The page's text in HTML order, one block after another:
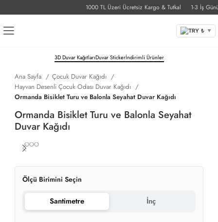
1000 TL Üzeri Ücretsiz Kargo & Tutkal 1-3 İş Günü
TRY ₺ ▼
3D Duvar KağıtlarıDuvar Stickerİndirimli Ürünler
Ana Sayfa
Çocuk Duvar Kağıdı
Hayvan Desenli Çocuk Odası Duvar Kağıdı
Ormanda Bisiklet Turu ve Balonla Seyahat Duvar Kağıdı
Ormanda Bisiklet Turu ve Balonla Seyahat
Duvar Kağıdı
Ölçü Birimini Seçin
Santimetre İnç